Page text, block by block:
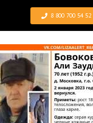
8 800 700 54 52